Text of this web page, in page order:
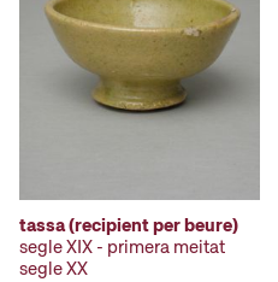
tassa (recipient per beure)
segle XIX - primera meitat
segle XX